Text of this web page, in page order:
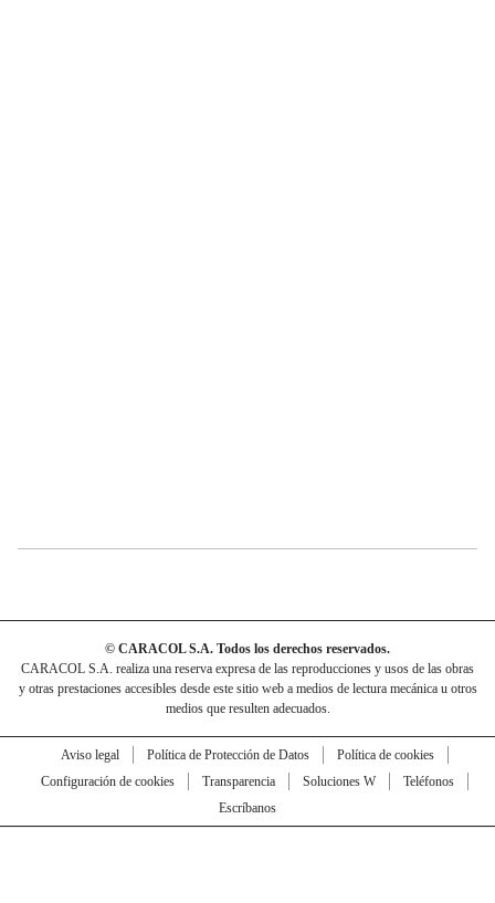
© CARACOL S.A. Todos los derechos reservados.
CARACOL S.A. realiza una reserva expresa de las reproducciones y usos de las obras
y otras prestaciones accesibles desde este sitio web a medios de lectura mecánica u otros
medios que resulten adecuados.
Aviso legal Política de Protección de Datos
Política de cookies
Configuración de cookies
Transparencia Soluciones W
Teléfonos
Escríbanos